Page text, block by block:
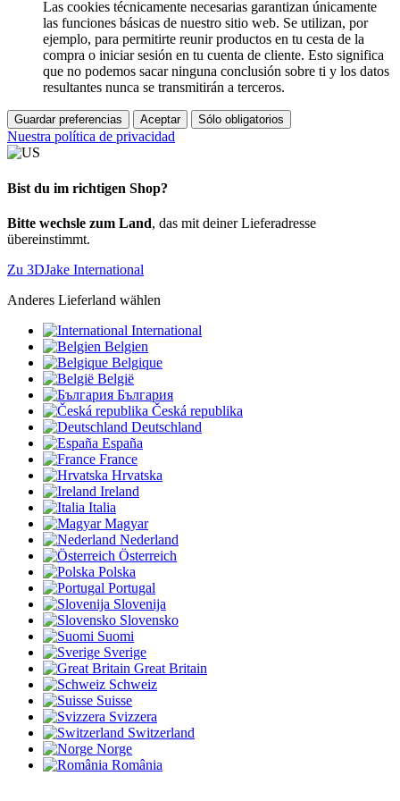
Las cookies técnicamente necesarias garantizan únicamente
las funciones básicas de nuestro sitio web. Se utilizan, por
ejemplo, para permitirte reunir productos en tu cesta de la
compra o iniciar sesión en tu cuenta de cliente. Esto significa
que no podemos sacar ninguna conclusión sobre ti y los datos
resultantes nunca se transmitirán a terceros.
Guardar preferencias Aceptar Sólo obligatorios
Nuestra política de privacidad
Bist du im richtigen Shop?
Bitte wechsle zum Land, das mit deiner Lieferadresse
übereinstimmt.
Zu 3DJake International
Anderes Lieferland wählen
International
Belgien
Belgique
België
България
Česká republika
Deutschland
España
France
Hrvatska
Ireland
Italia
Magyar
Nederland
Österreich
Polska
Portugal
Slovenija
Slovensko
Suomi
Sverige
Great Britain
Schweiz
Suisse
Svizzera
Switzerland
Norge
România